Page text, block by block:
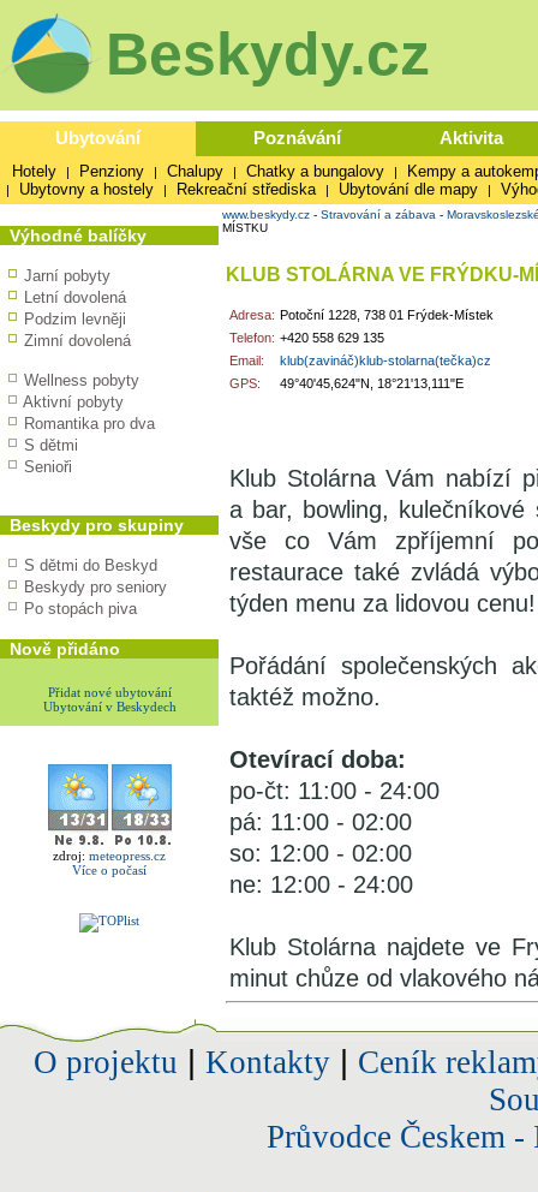
Beskydy.cz
Ubytování Poznávání Aktivita
Hotely | Penziony | Chalupy | Chatky a bungalovy | Kempy a
| Ubytovny a hostely | Rekreační střediska | Ubytování dle mapy |
Výhodné balíčky
Jarní pobyty
Letní dovolená
Podzim levněji
Zimní dovolená
Wellness pobyty
Aktivní pobyty
Romantika pro dva
S dětmi
Senioři
Beskydy pro skupiny
S dětmi do Beskyd
Beskydy pro seniory
Po stopách piva
Nově přidáno
Přidat nové ubytování
Ubytování v Beskydech
zdroj: meteopress.cz
Více o počasí
www.beskydy.cz - Stravování a zábava -
MÍSTKU
KLUB STOLÁRNA VE FRÝDKU-
Adresa: Potoční 1228, 738 01 Frýdek-Místek
Telefon: +420 558 629 135
Email:
klub(zavináč)klub-stolarna(tečka)cz
GPS:
49°40'45,624"N, 18°21'13,111"E
Klub Stolárna Vám nabízí
a bar, bowling, kulečníkové
vše co Vám zpříjemní
restaurace také zvládá
týden menu za lidovou cenu!
Pořádání společenských
taktéž možno.
Otevírací doba:
po-čt: 11:00 - 24:00
pá: 11:00 - 02:00
so: 12:00 - 02:00
ne: 12:00 - 24:00
Klub Stolárna najdete ve
minut chůze od vlakového
O projektu Kontakty| Ceník
Průvodce Českem